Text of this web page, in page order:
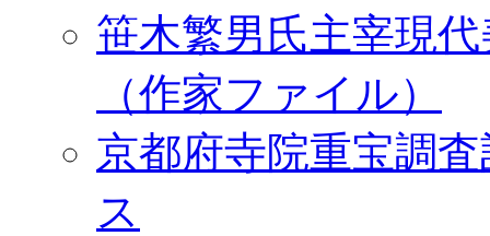
笹木繁男氏主宰現
（作家ファイル）
京都府寺院重宝調
ス